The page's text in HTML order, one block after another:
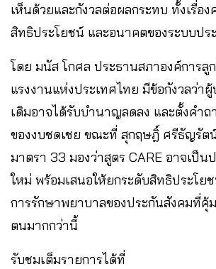
เห็นด้วยและกังวลต่อผลกระทบ ทั้งเรื่อง
สิทธิประโยชน์ และอนาคตของระบบปร
โดย มนัส โกศล ประธานสภาองค์การลู
แรงงานแห่งประเทศไทย มีข้อกังวลว่า
เดิมอาจได้รับบำนาญลดลง และตั้งคำถ
ของงบชดเชย ขณะที่ สุกฤษฎิ์ ศรีธัญรัต
มาตรา 33 มองว่าสูตร CARE อาจเป็
ใหม่ พร้อมเสนอให้ยกระดับสิทธิประโย
การรักษาพยาบาลของประกันสังคมที่คุ้
ตนมากกว่านี้
รับชมเต็มรายการได้ที่